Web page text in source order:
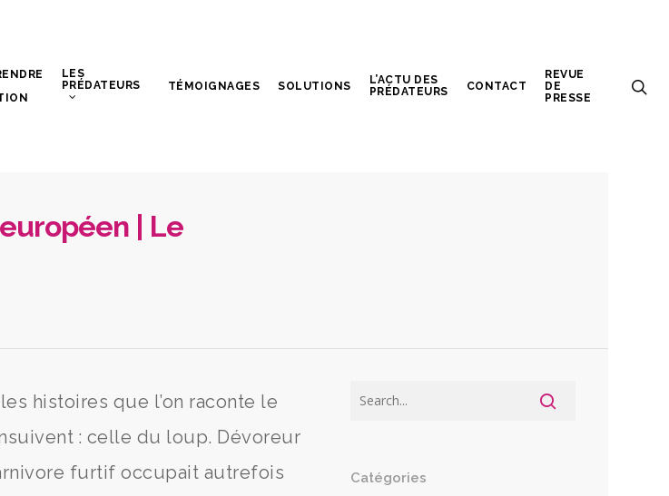
LES
PRÉDATEURS
TÉMOIGNAGES SOLUTIONS
L’ACTU DES
PRÉDATEURS
CONTACT
REVUE
DE
PRESSE
| Le
histoires que l’on raconte le
: celle du loup. Dévoreur
furtif occupait autrefois
Catégories